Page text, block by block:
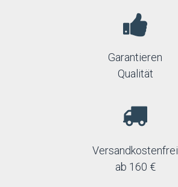
Garantieren
Qualität
Versandkostenfrei
ab 160 €